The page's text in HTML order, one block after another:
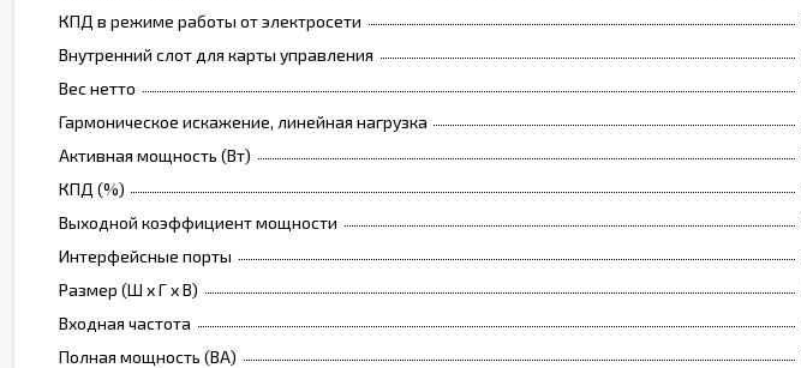
КПД в режиме работы от электросети
Внутренний слот для карты управления
Вес нетто
Гармоническое искажение, линейная нагрузка
Активная мощность (Вт)
КПД (%)
Выходной коэффициент мощности
Интерфейсные порты
Размер (Ш х Г х В)
Входная частота
Полная мощность (ВА)